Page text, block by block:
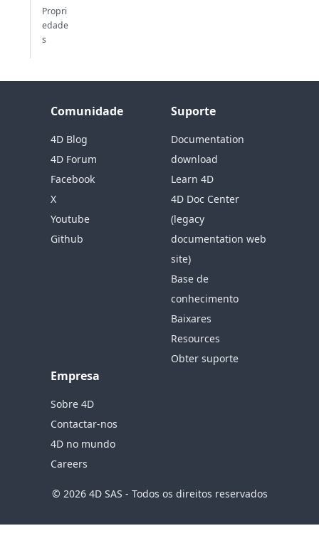
Propri
edade
s
Comunidade
4D Blog
4D Forum
Facebook
X
Youtube
Github
Suporte
Documentation
download
Learn 4D
4D Doc Center
(legacy
documentation web
site)
Base de
conhecimento
Baixares
Resources
Obter suporte
Empresa
Sobre 4D
Contactar-nos
4D no mundo
Careers
© 2026 4D SAS - Todos os direitos reservados